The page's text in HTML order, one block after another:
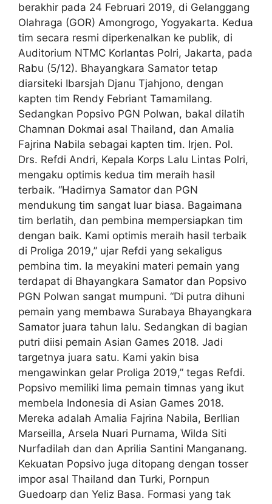
berakhir pada 24 Februari 2019, di Gelanggang
Olahraga (GOR) Amongrogo, Yogyakarta. Kedua
tim secara resmi diperkenalkan ke publik, di
Auditorium NTMC Korlantas Polri, Jakarta, pada
Rabu (5/12). Bhayangkara Samator tetap
diarsiteki Ibarsjah Djanu Tjahjono, dengan
kapten tim Rendy Febriant Tamamilang.
Sedangkan Popsivo PGN Polwan, bakal dilatih
Chamnan Dokmai asal Thailand, dan Amalia
Fajrina Nabila sebagai kapten tim. Irjen. Pol.
Drs. Refdi Andri, Kepala Korps Lalu Lintas Polri,
mengaku optimis kedua tim meraih hasil
terbaik. “Hadirnya Samator dan PGN
mendukung tim sangat luar biasa. Bagaimana
tim berlatih, dan pembina mempersiapkan tim
dengan baik. Kami optimis meraih hasil terbaik
di Proliga 2019,” ujar Refdi yang sekaligus
pembina tim. Ia meyakini materi pemain yang
terdapat di Bhayangkara Samator dan Popsivo
PGN Polwan sangat mumpuni. “Di putra dihuni
pemain yang membawa Surabaya Bhayangkara
Samator juara tahun lalu. Sedangkan di bagian
putri diisi pemain Asian Games 2018. Jadi
targetnya juara satu. Kami yakin bisa
mengawinkan gelar Proliga 2019,” tegas Refdi.
Popsivo memiliki lima pemain timnas yang ikut
membela Indonesia di Asian Games 2018.
Mereka adalah Amalia Fajrina Nabila, Berllian
Marseilla, Arsela Nuari Purnama, Wilda Siti
Nurfadilah dan dan Aprilia Santini Manganang.
Kekuatan Popsivo juga ditopang dengan tosser
impor asal Thailand dan Turki, Pornpun
Guedoarp dan Yeliz Basa. Formasi yang tak